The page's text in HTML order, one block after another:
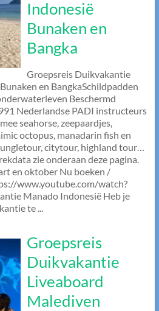
Indonesië
Bunaken en
Bangka
Groepsreis Duikvakantie
en BangkaSchildpadden
Beschermd
Nederlandse PADI instructeurs
seahorse, zeepaardjes,
octopus, manadarin fish en
citytour, highland tour…
zie onderaan deze pagina.
en oktober Nu boeken /
www.youtube.com/watch?
Manado Indonesië Heb je
te ...
Groepsreis
Duikvakantie
Liveaboard
Malediven